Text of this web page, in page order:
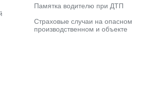
Памятка водителю при ДТП
Страховые случаи на опасном
производственном и объекте